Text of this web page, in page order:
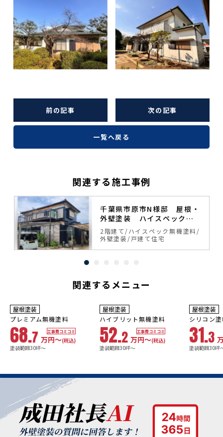
前の記事 次の記事
一覧へ戻る
関連する施工事例
千葉県市原市N様邸 屋根・
外壁塗装 ハイスペック無
機塗料
2階建て
ハイスペック無機塗料
外壁塗装 戸建て住宅
関連するメニュー
耐用年数
18~23年
屋根塗装
プレミアム無機塗料
68.7 万円〜(税込)
工事費コミコミ
塗装範囲30坪～
耐用年数
13~18年
屋根塗装
ハイブリット無機塗料
52.2 万円〜(税込)
工事費コミコミ
塗装範囲30坪～
耐用年数
8年
屋根塗装
シリコン
31.3
塗装範囲30坪